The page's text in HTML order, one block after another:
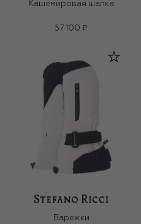
Кашемировая шапка
57 100 ₽
Варежки